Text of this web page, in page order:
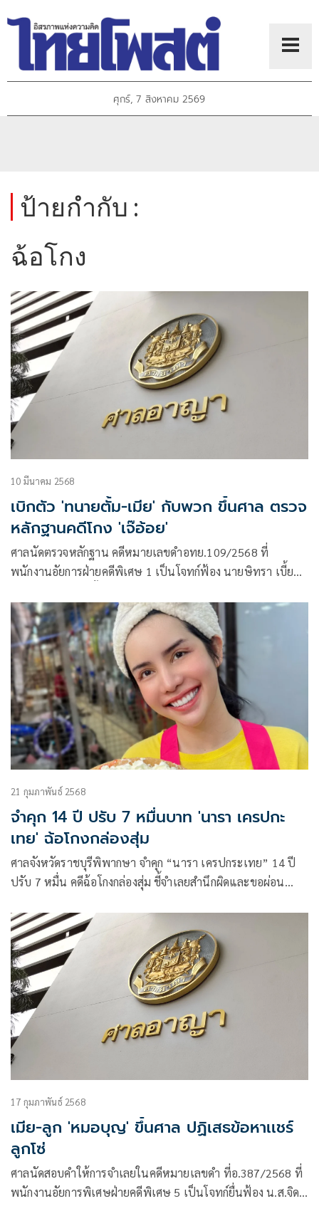
ศุกร์, 7 สิงหาคม 2569
ป้ายกำกับ :
ฉ้อโกง
10 มีนาคม 2568
เบิกตัว 'ทนายตั้ม-เมีย' กับพวก ขึ้นศาล ตรวจ
หลักฐานคดีโกง 'เจ๊อ้อย'
ศาลนัดตรวจหลักฐาน คดีหมายเลขดำอทย.109/2568 ที่
พนักงานอัยการฝ่ายคดีพิเศษ 1 เป็นโจทก์ฟ้อง นายษิทรา เบี้ย
21 กุมภาพันธ์ 2568
จำคุก 14 ปี ปรับ 7 หมื่นบาท 'นารา เครปกะ
เทย' ฉ้อโกงกล่องสุ่ม
ศาลจังหวัดราชบุรีพิพากษา จำคุก “นารา เครปกระเทย” 14 ปี
ปรับ 7 หมื่น คดีฉ้อโกงกล่องสุ่ม ชี้จำเลยสำนึกผิดและขอผ่อน
17 กุมภาพันธ์ 2568
เมีย-ลูก 'หมอบุญ' ขึ้นศาล ปฏิเสธข้อหาเเชร์
ลูกโซ่
ศาลนัดสอบคำให้การจำเลยในคดีหมายเลขดำ ที่อ.387/2568 ที่
พนักงานอัยการพิเศษฝ่ายคดีพิเศษ 5 เป็นโจทก์ยื่นฟ้อง น.ส.จิดา